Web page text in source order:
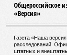
Общероссийское
«Версия»
Газета «Наша
расследований.
штатных и